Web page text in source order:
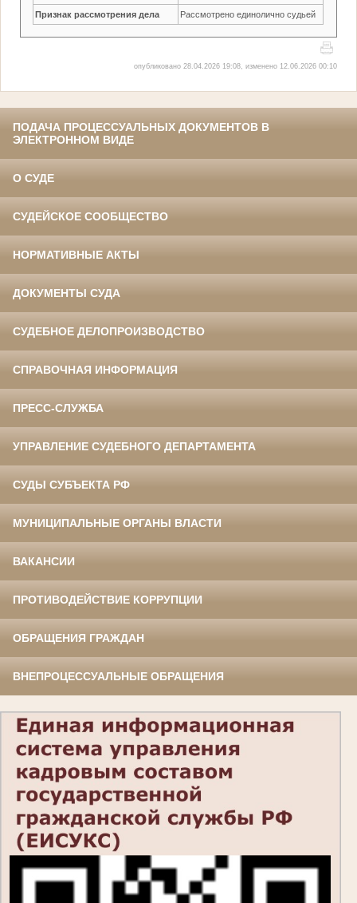
Признак рассмотрения дела Рассмотрено единолично судьей
опубликовано 28.04.2026 19:08, изменено 12.06.2026 00:10
ПОДАЧА ПРОЦЕССУАЛЬНЫХ ДОКУМЕНТОВ В
ЭЛЕКТРОННОМ ВИДЕ
О СУДЕ
СУДЕЙСКОЕ СООБЩЕСТВО
НОРМАТИВНЫЕ АКТЫ
ДОКУМЕНТЫ СУДА
СУДЕБНОЕ ДЕЛОПРОИЗВОДСТВО
СПРАВОЧНАЯ ИНФОРМАЦИЯ
ПРЕСС-СЛУЖБА
УПРАВЛЕНИЕ СУДЕБНОГО ДЕПАРТАМЕНТА
СУДЫ СУБЪЕКТА РФ
МУНИЦИПАЛЬНЫЕ ОРГАНЫ ВЛАСТИ
ВАКАНСИИ
ПРОТИВОДЕЙСТВИЕ КОРРУПЦИИ
ОБРАЩЕНИЯ ГРАЖДАН
ВНЕПРОЦЕССУАЛЬНЫЕ ОБРАЩЕНИЯ